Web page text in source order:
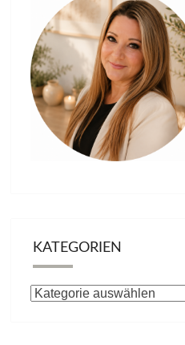
KATEGORIEN
Kategorien